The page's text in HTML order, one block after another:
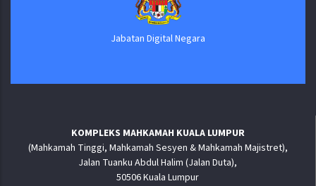
Jabatan Digital Negara
KOMPLEKS MAHKAMAH KUALA LUMPUR
(Mahkamah Tinggi, Mahkamah Sesyen & Mahkamah Majistret),
Jalan Tuanku Abdul Halim (Jalan Duta),
50506 Kuala Lumpur